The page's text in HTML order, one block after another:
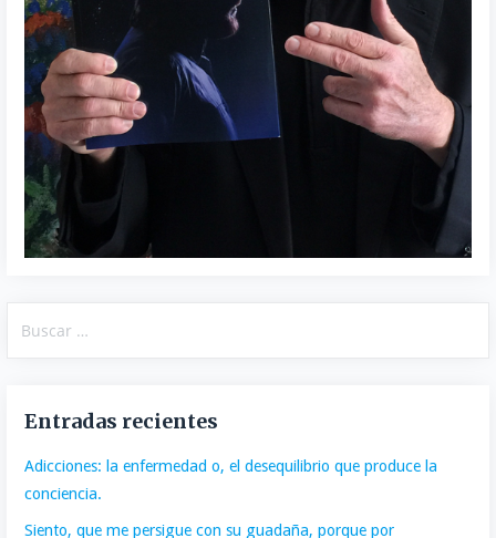
Entradas recientes
Adicciones: la enfermedad o, el desequilibrio que produce la
conciencia.
Siento, que me persigue con su guadaña, porque por